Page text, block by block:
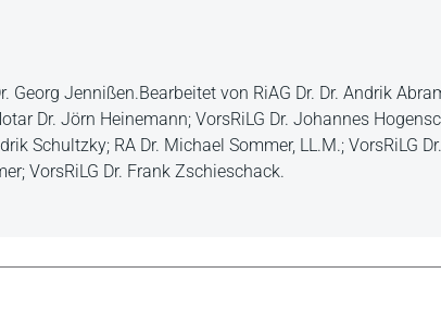
Georg Jennißen.Bearbeitet von RiAG Dr. Dr. Andrik
Dr. Jörn Heinemann; VorsRiLG Dr. Johannes
Schultzky; RA Dr. Michael Sommer, LL.M.; VorsRiLG
VorsRiLG Dr. Frank Zschieschack.